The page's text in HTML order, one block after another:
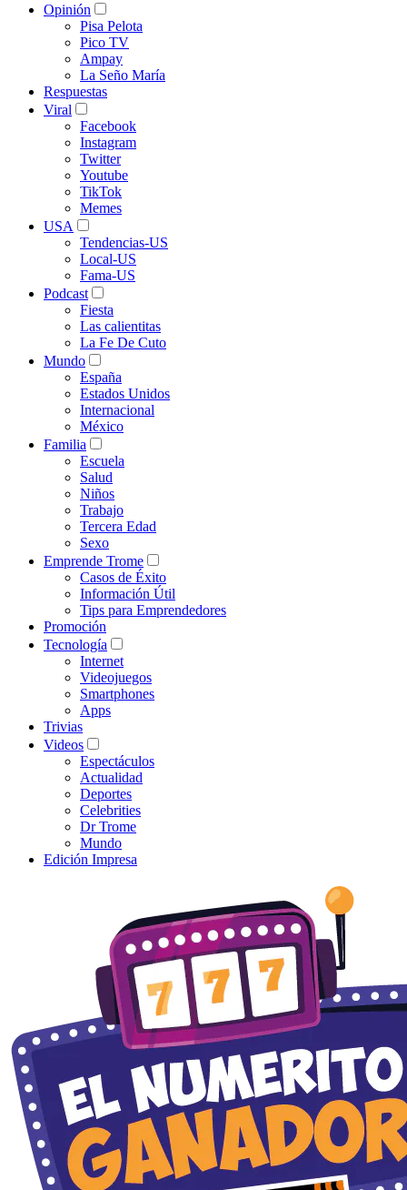
Opinión
Pisa Pelota
Pico TV
Ampay
La Seño María
Respuestas
Viral
Facebook
Instagram
Twitter
Youtube
TikTok
Memes
USA
Tendencias-US
Local-US
Fama-US
Podcast
Fiesta
Las calientitas
La Fe De Cuto
Mundo
España
Estados Unidos
Internacional
México
Familia
Escuela
Salud
Niños
Trabajo
Tercera Edad
Sexo
Emprende Trome
Casos de Éxito
Información Útil
Tips para Emprendedores
Promoción
Tecnología
Internet
Videojuegos
Smartphones
Apps
Trivias
Videos
Espectáculos
Actualidad
Deportes
Celebrities
Dr Trome
Mundo
Edición Impresa